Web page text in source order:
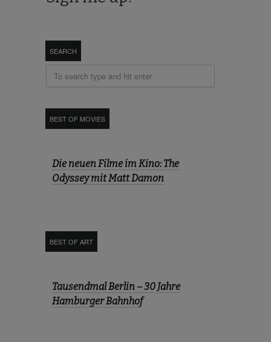
SEARCH
BEST OF MOVIES
Die neuen Filme im Kino: The
Odyssey mit Matt Damon
BEST OF ART
Tausendmal Berlin – 30 Jahre
Hamburger Bahnhof